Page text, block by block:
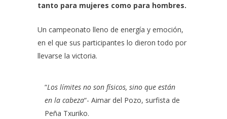
tanto para mujeres como para hombres.
Un campeonato lleno de energía y emoción,
en el que sus participantes lo dieron todo por
llevarse la victoria.
“Los límites no son físicos, sino que están
en la cabeza“- Aimar del Pozo, surfista de
Peña Txuriko.